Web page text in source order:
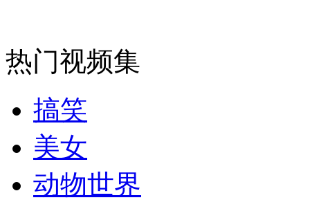
走！跟着总书记去植树
消防员救轻生者
热门视频集
搞笑
美女
动物世界